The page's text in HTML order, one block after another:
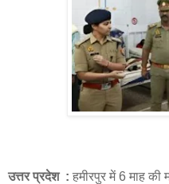
उत्तर प्रदेश : हमीरपुर में 6 माह